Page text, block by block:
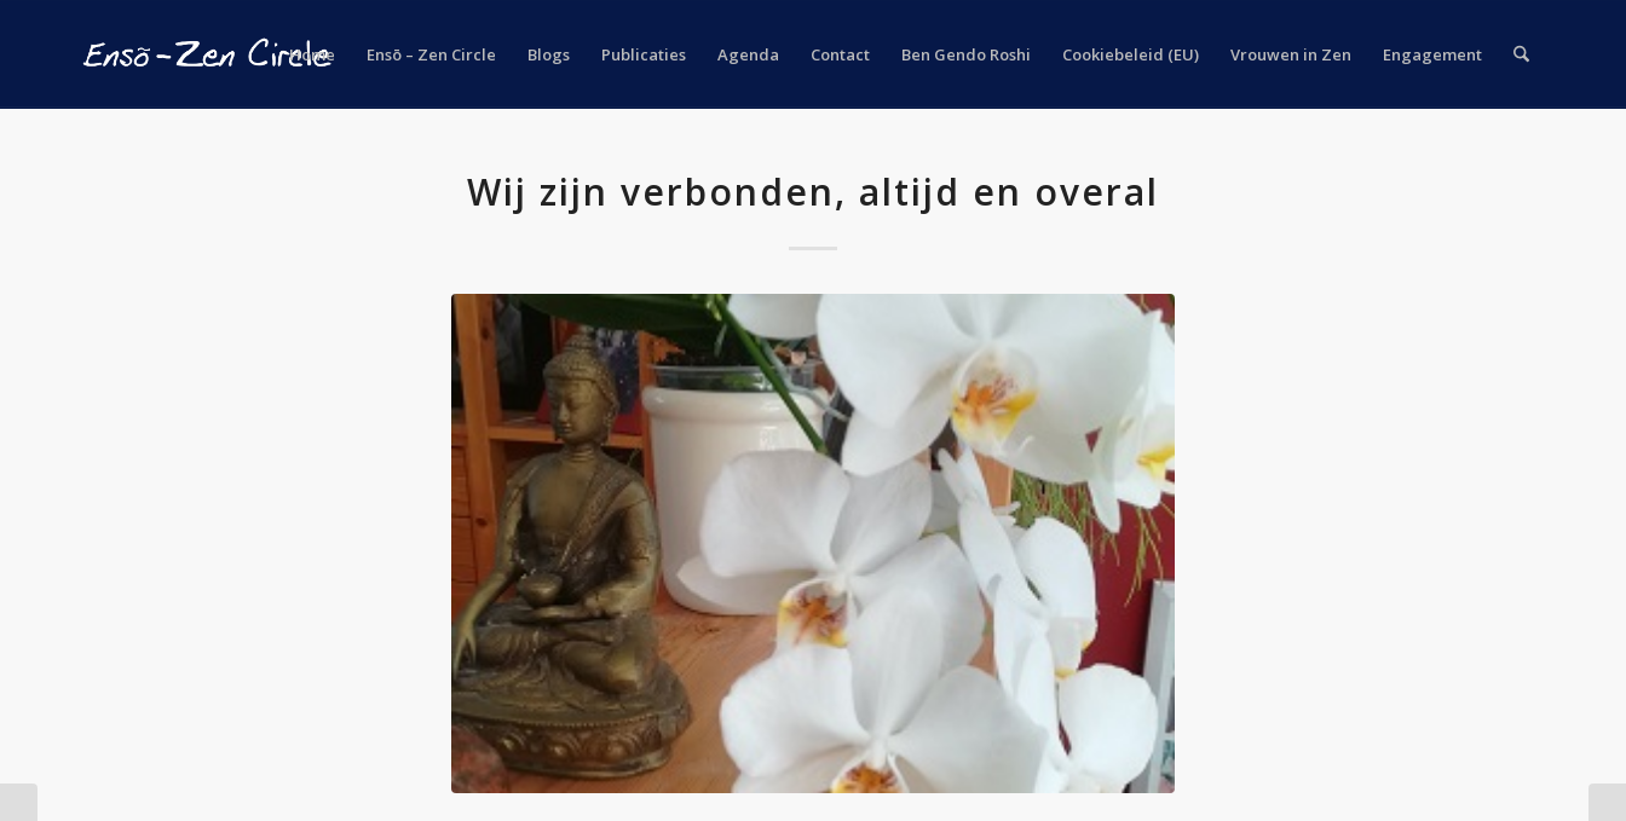
Home Ensō – Zen Circle Blogs Publicaties Agenda Contact Ben Gendo Roshi Cookiebeleid (EU) Vrouwen in Zen Engagement
Wij zijn verbonden, altijd en overal